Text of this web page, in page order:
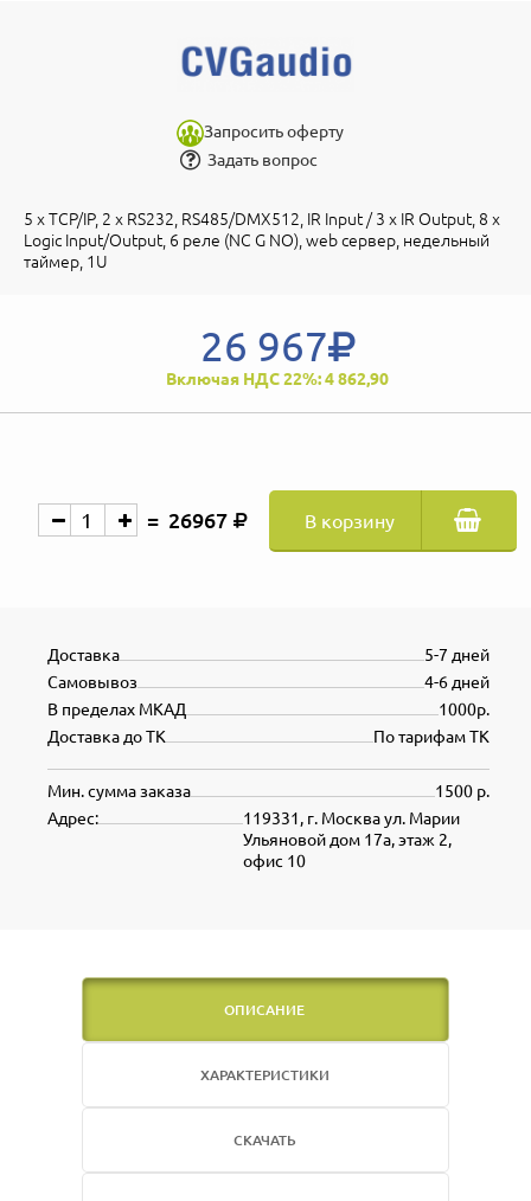
Запросить оферту
Задать вопрос
5 х TCP/IP, 2 x RS232, RS485/DMX512, IR Input / 3 x IR Output, 8 x
Logic Input/Output, 6 реле (NC G NO), web сервер, недельный
таймер, 1U
26 967
Включая НДС 22%: 4 862,90
26967 В корзину
5-7 дней
Доставка
4-6 дней
Самовывоз
1000р.
В пределах МКАД
По тарифам ТК
Доставка до ТК
1500 р.
Мин. сумма заказа
119331, г. Москва ул. Марии
Ульяновой дом 17а, этаж 2,
офис 10
Адрес:
ОПИСАНИЕ
ХАРАКТЕРИСТИКИ
СКАЧАТЬ